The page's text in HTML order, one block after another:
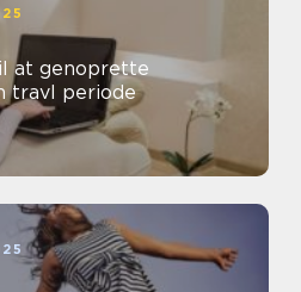
at genoprette
travl periode